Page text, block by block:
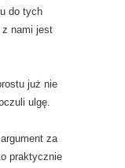
do tych
z nami jest
już nie
ulgę.
za
praktycznie